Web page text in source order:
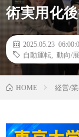
術実用化
2025.05.23
自動運転
動向/
HOME 経営/